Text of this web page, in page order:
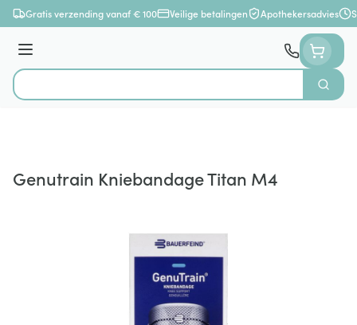
Ga naar de inhoud
Gratis verzending vanaf € 100 Veilige betalingen Apothekersadvies
Menu
Product, merk, categorie...
Zoek
Genutrain Kniebandage Titan M4